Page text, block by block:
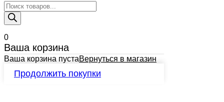
Поиск
товаров
0
Ваша корзина
Ваша корзина пустаВернуться в магазин
Продолжить покупки